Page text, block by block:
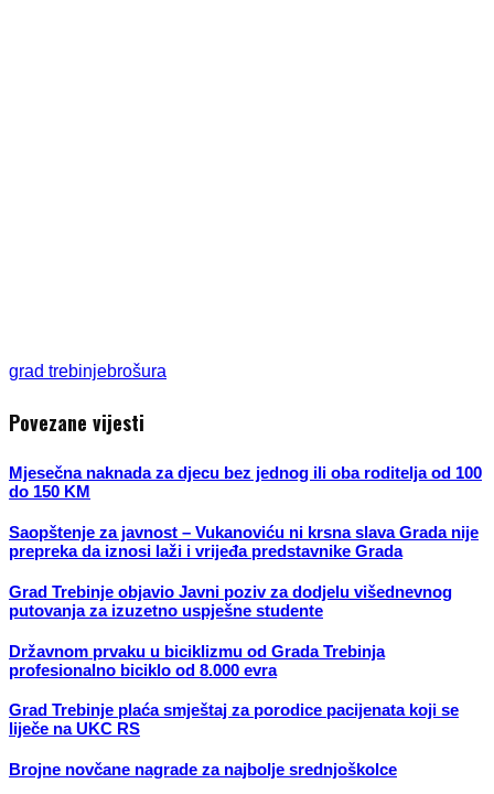
grad trebinjebrošura
Povezane vijesti
Mjesečna naknada za djecu bez jednog ili oba roditelja od 100
do 150 KM
Saopštenje za javnost – Vukanoviću ni krsna slava Grada nije
prepreka da iznosi laži i vrijeđa predstavnike Grada
Grad Trebinje objavio Javni poziv za dodjelu višednevnog
putovanja za izuzetno uspješne studente
Državnom prvaku u biciklizmu od Grada Trebinja
profesionalno biciklo od 8.000 evra
Grad Trebinje plaća smještaj za porodice pacijenata koji se
liječe na UKC RS
Brojne novčane nagrade za najbolje srednjoškolce